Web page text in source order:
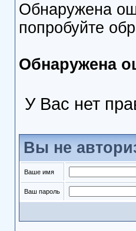
Обнаружена
попробуйте
Обнаружена
У Вас нет
Вы не
Ваше имя
Ваш пароль